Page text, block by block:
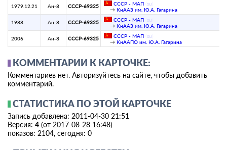
1979.12.21 Ан-8 СССР-69325 СССР - МАП su
→ КнААЗ им. Ю.А. Гагарина
1988 Ан-8 СССР-69325 СССР - МАП su
→ КнААЗ им. Ю.А. Гагарина
2006 Ан-8 СССР-69325 СССР - МАП su
→ КнААПО им. Ю.А. Гагарина
КОММЕНТАРИИ К КАРТОЧКЕ:
Комментариев нет. Авторизуйтесь на сайте, чтобы добавить
комментарий.
СТАТИСТИКА ПО ЭТОЙ КАРТОЧКЕ
Запись добавлена: 2011-04-30 21:51
Версия: 4 (от 2017-08-28 16:48)
показов: 2104, сегодня: 0